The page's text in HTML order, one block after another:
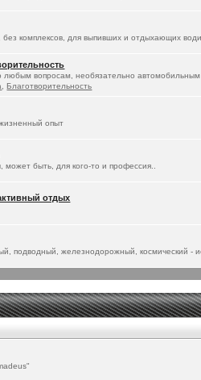
комплексов, для выпивших и отдыхающих
любым вопросам, необязательно автомобильным
,Благотворительность
опыт
быть, для кого-то и профессия..
отдых
подводный, железнодорожный, космический -